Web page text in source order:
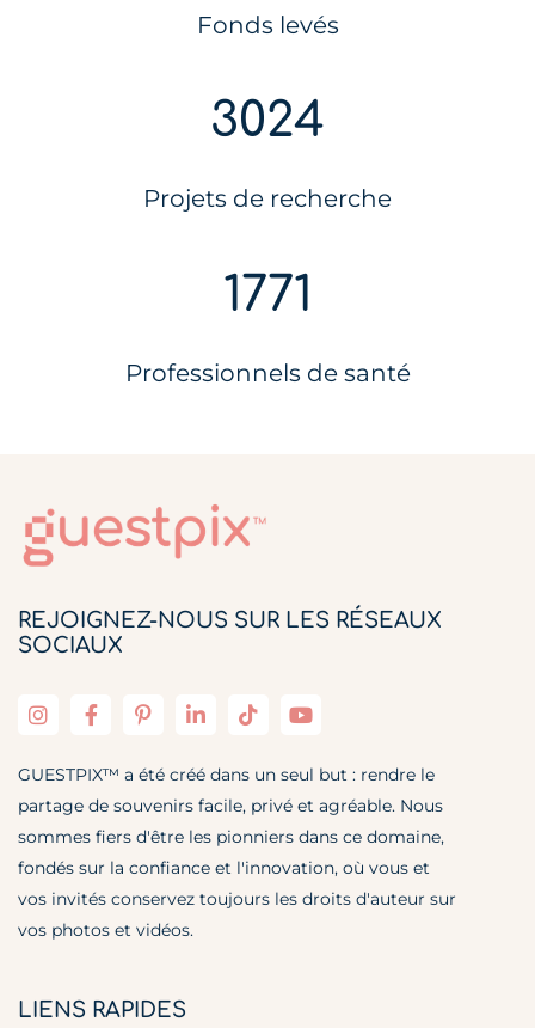
Fonds levés
3024
Projets de recherche
1771
Professionnels de santé
REJOIGNEZ-NOUS SUR LES RÉSEAUX
SOCIAUX
GUESTPIX™ a été créé dans un seul but : rendre le
partage de souvenirs facile, privé et agréable. Nous
sommes fiers d'être les pionniers dans ce domaine,
fondés sur la confiance et l'innovation, où vous et
vos invités conservez toujours les droits d'auteur sur
vos photos et vidéos.
LIENS RAPIDES